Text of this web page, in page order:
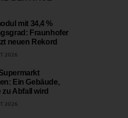
mit 34,4 %
Fraunhofer
neuen Rekord
2026
Ein Gebäude,
zu Abfall wird
2026